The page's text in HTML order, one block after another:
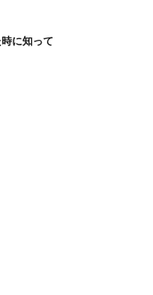
に知って